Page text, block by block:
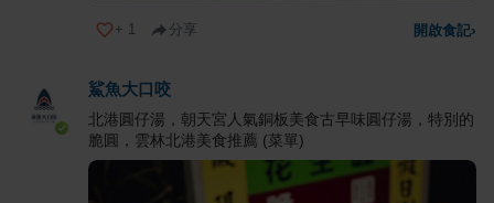
+ 1 分享 開啟食記›
鯊魚大口咬
北港圓仔湯，朝天宮人氣銅板美食古早味圓仔湯，特別的
脆圓，雲林北港美食推薦 (菜單)